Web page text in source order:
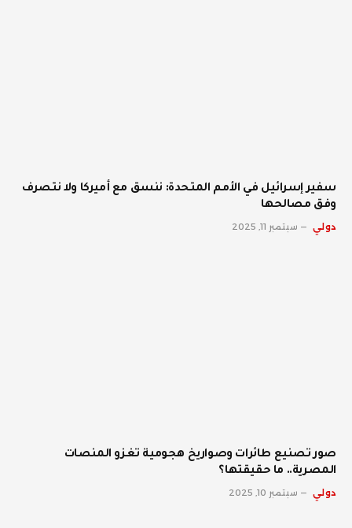
سفير إسرائيل في الأمم المتحدة: ننسق مع أميركا ولا نتصرف
وفق مصالحها
دولي سبتمبر 11, 2025
صور تصنيع طائرات وصواريخ هجومية تغزو المنصات
المصرية.. ما حقيقتها؟
دولي سبتمبر 10, 2025